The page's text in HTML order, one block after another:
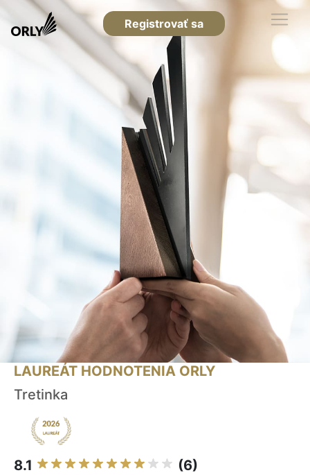
Registrovať sa
LAUREÁT HODNOTENIA ORLY
Tretinka
8.1 (6)